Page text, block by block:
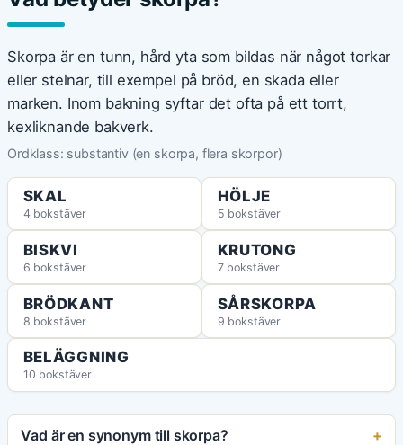
Skorpa är en tunn, hård yta som bildas när något torkar
eller stelnar, till exempel på bröd, en skada eller
marken. Inom bakning syftar det ofta på ett torrt,
kexliknande bakverk.
Ordklass: substantiv (en skorpa, flera skorpor)
SKAL
4 bokstäver
HÖLJE
5 bokstäver
BISKVI
6 bokstäver
KRUTONG
7 bokstäver
BRÖDKANT
8 bokstäver
SÅRSKORPA
9 bokstäver
BELÄGGNING
10 bokstäver
Vad är en synonym till skorpa?